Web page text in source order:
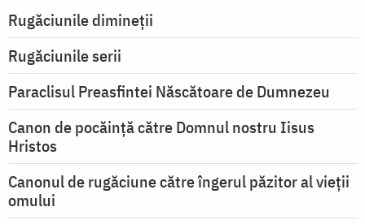
Rugăciunile dimineții
Rugăciunile serii
Paraclisul Preasfintei Născătoare de Dumnezeu
Canon de pocăință către Domnul nostru Iisus
Hristos
Canonul de rugăciune către îngerul păzitor al vieții
omului